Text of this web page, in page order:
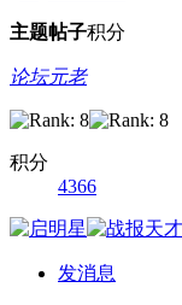
主题帖子积分
论坛元老
积分
4366
发消息